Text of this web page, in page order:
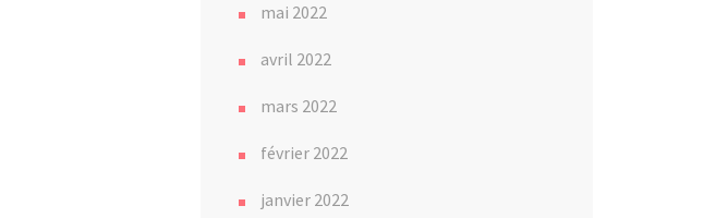
mai 2022
avril 2022
mars 2022
février 2022
janvier 2022